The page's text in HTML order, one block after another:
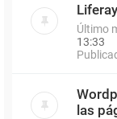
Último
13:33
las